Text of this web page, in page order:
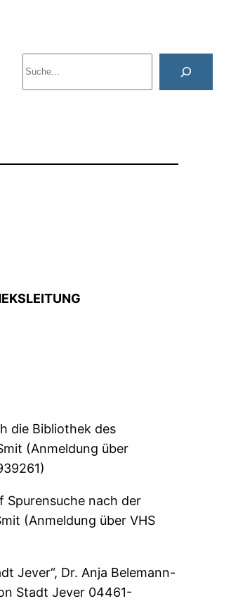
n
die Bibliothek des
(Anmeldung über
Spurensuche nach der
(Anmeldung über VHS
Jever“, Dr. Anja Belemann-
Stadt Jever 04461-